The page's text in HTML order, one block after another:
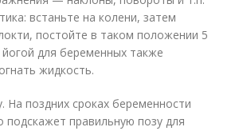
встаньте на колени, затем
постойте в таком положении 5
для беременных также
жидкость.
На поздних сроках беременности
подскажет правильную позу для